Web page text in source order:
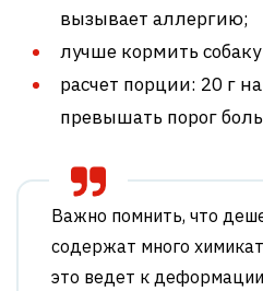
вызывает аллергию;
лучше кормить
расчет порции: 20 г
превышать порог
Важно помнить, что
содержат много
это ведет к